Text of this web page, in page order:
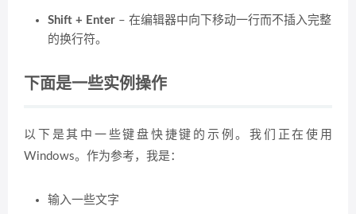
Shift + Enter – 在编辑器中向下移动一行而不插入完整
的换行符。
下面是一些实例操作
以下是其中一些键盘快捷键的示例。我们正在使用
Windows。作为参考，我是：
输入一些文字